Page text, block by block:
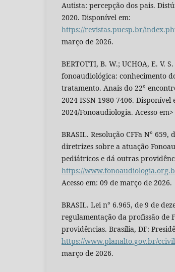
Autista: percepção dos pais.
2020. Disponível em:
https://revistas.pucsp.br/
março de 2026.
BERTOTTI, B. W.; UCHOA, E. V.
fonoaudiológica: conhecimento
tratamento. Anais do 22°
2024 ISSN 1980-7406.
2024/Fonoaudiologia. Acesso
BRASIL. Resolução CFFa N°
diretrizes sobre a atuação
pediátricos e dá outras
https://
Acesso em: 09 de março de 2026.
BRASIL. Lei n° 6.965, de 9 de
regulamentação da profissão de
providências. Brasília, DF:
https://www.planalto.gov.br/
março de 2026.